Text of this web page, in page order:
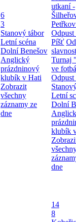
6
3
Stanový tábor
Letní scéna
Dolní Benešov
Anglický
prázdninový
klubík v Hati
Zobrazit
všechny
záznamy ze
dne
utkaní -
Odpust
Píšť
Turnaj
ve
Letní
Dolní
klubík
dne
14
8